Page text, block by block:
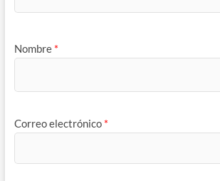
Nombre *
Correo electrónico *